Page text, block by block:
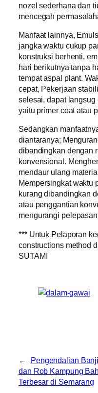
nozel sederhana dan
mencegah
Manfaat lainnya,
jangka waktu cukup
konstruksi berhenti,
hari berikutnya tanpa
tempat aspal plant.
cepat, Pekerjaan
selesai, dapat
yaitu primer coat atau
Sedangkan
diantaranya;
dibandingkan dengan
konvensional.
mendaur ulang
Mempersingkat waktu
kurang dibandingkan
atau penggantian
mengurangi
*** Untuk Pelaporan
constructions method
SUTAMI
←
Pengendalian
dan Rob Kampung
Terbesar di Semarang